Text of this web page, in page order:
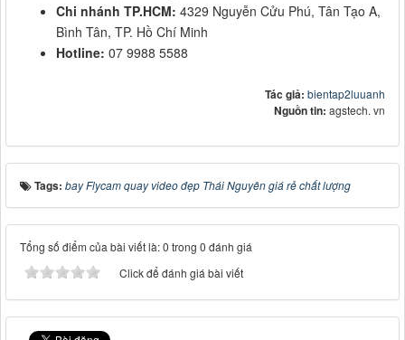
Chi nhánh TP.HCM: 4329 Nguyễn Cửu Phú, Tân Tạo A,
Bình Tân, TP. Hồ Chí Minh
Hotline: 07 9988 5588
Tác giả: bientap2luuanh
Nguồn tin: agstech. vn
Tags: bay Flycam quay video đẹp Thái Nguyên giá rẻ chất lượng
Tổng số điểm của bài viết là: 0 trong 0 đánh giá
Click để đánh giá bài viết